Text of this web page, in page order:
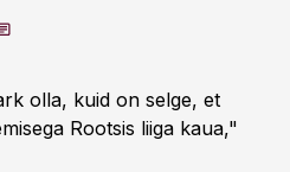
olla, kuid on selge, et
Rootsis liiga kaua,"